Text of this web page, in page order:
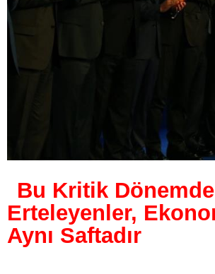
Bu Kritik Dönemde
Erteleyenler,
Aynı Saftadır